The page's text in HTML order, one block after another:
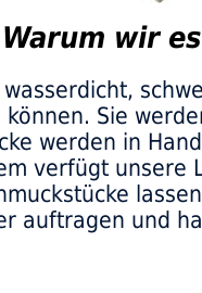
Warum wir
Sie
werden in
verfügt unsere
auftragen und